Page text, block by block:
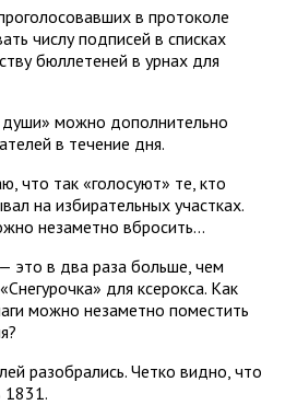
в протоколе
числу подписей в списках
бюллетеней в урнах для
можно дополнительно
в течение дня.
что так «голосуют» те, кто
на избирательных участках.
незаметно вбросить...
это в два раза больше, чем
для ксерокса. Как
можно незаметно поместить
разобрались. Четко видно, что
1831.